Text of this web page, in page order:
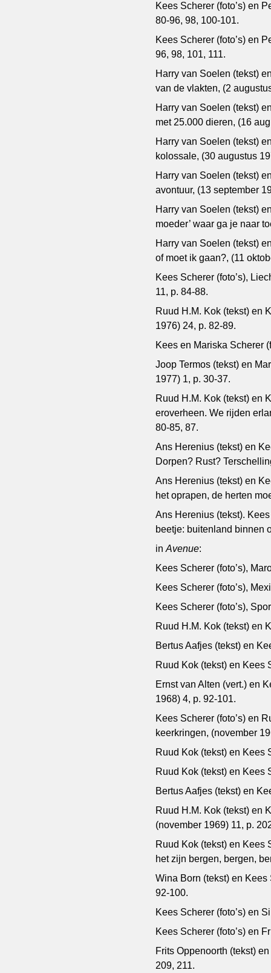
Kees Scherer (foto’s) en
80-96, 98, 100-101.
Kees Scherer (foto’s) en
96, 98, 101, 111.
Harry van Soelen (tekst)
van de vlakten, (2
Harry van Soelen (tekst)
met 25.000 dieren, (16
Harry van Soelen (tekst)
kolossale, (30 augustus
Harry van Soelen (tekst)
avontuur, (13 september
Harry van Soelen (tekst)
moeder’ waar ga je naar
Harry van Soelen (tekst)
of moet ik gaan?, (11
Kees Scherer (foto’s),
11, p. 84-88.
Ruud H.M. Kok (tekst) en
1976) 24, p. 82-89.
Kees en Mariska Scherer
Joop Termos (tekst) en
1977) 1, p. 30-37.
Ruud H.M. Kok (tekst) en
eroverheen. We rijden
80-85, 87.
Ans Herenius (tekst) en
Dorpen? Rust?
Ans Herenius (tekst) en
het oprapen, de herten
Ans Herenius (tekst).
beetje: buitenland binnen
inAvenue:
Kees Scherer (foto’s),
Kees Scherer (foto’s),
Kees Scherer (foto’s),
Ruud H.M. Kok (tekst) en
Bertus Aafjes (tekst) en
Ruud Kok (tekst) en Kees
Ernst van Alten (vert.) en
1968) 4, p. 92-101.
Kees Scherer (foto’s) en
keerkringen, (november
Ruud Kok (tekst) en Kees
Ruud Kok (tekst) en Kees
Bertus Aafjes (tekst) en
Ruud H.M. Kok (tekst) en
(november 1969) 11, p.
Ruud Kok (tekst) en Kees
het zijn bergen, bergen,
Wina Born (tekst) en Kees
92-100.
Kees Scherer (foto’s) en
Kees Scherer (foto’s) en
Frits Oppenoorth (tekst)
209, 211.